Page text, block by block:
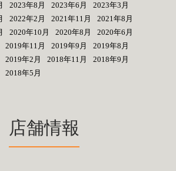
2023年8月 2023年6月
2023年3月
2022年2月 2021年11月
2021年8月
2020年10月 2020年8月
2020年6月
2019年11月 2019年9月
2019年8月
2019年2月 2018年11月
2018年9月
2018年5月
店舗情報